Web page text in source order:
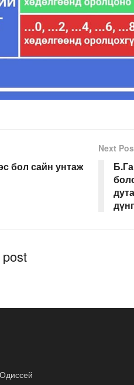
бол сайн унтаж
Next